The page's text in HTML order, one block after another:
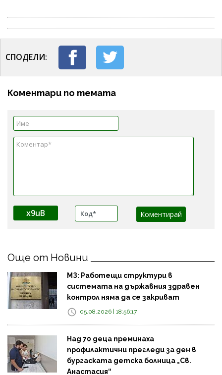
СПОДЕЛИ:
Коментари по темата
x9uB
Още от Новини
МЗ: Работещи структури в
системата на държавния здравен
контрол няма да се закриват
05.08.2026 | 18:56:17
Над 70 деца преминаха
профилактични прегледи за ден в
бургаската детска болница „Св.
Анастасия“